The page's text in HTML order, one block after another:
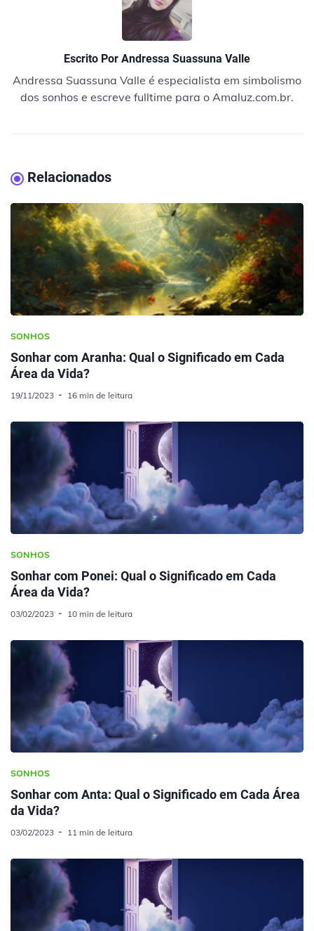
Escrito Por Andressa Suassuna Valle
Andressa Suassuna Valle é especialista em simbolismo
dos sonhos e escreve fulltime para o Amaluz.com.br.
Relacionados
SONHOS
Sonhar com Aranha: Qual o Significado em Cada
Área da Vida?
19/11/2023 16 min de leitura
SONHOS
Sonhar com Ponei: Qual o Significado em Cada
Área da Vida?
03/02/2023 10 min de leitura
SONHOS
Sonhar com Anta: Qual o Significado em Cada Área
da Vida?
03/02/2023 11 min de leitura